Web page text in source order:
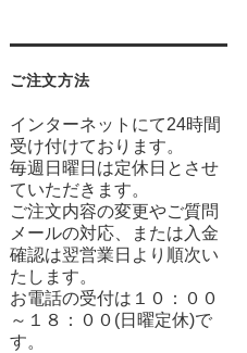
ご注文方法
インターネットにて24時間
受け付けております。
毎週日曜日は定休日とさせ
ていただきます。
ご注文内容の変更やご質問
メールの対応、または入金
確認は翌営業日より順次い
たします。
お電話の受付は１０：００
～１８：００(日曜定休)で
す。